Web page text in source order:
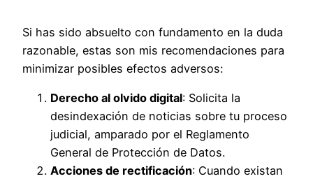
Si has sido absuelto con fundamento en la duda
razonable, estas son mis recomendaciones para
minimizar posibles efectos adversos:
Derecho al olvido digital: Solicita la
desindexación de noticias sobre tu proceso
judicial, amparado por el Reglamento
General de Protección de Datos.
Acciones de rectificación: Cuando existan